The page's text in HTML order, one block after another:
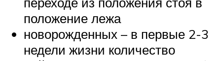
положение лежа
новорожденных – в первые 2-3
недели жизни количество